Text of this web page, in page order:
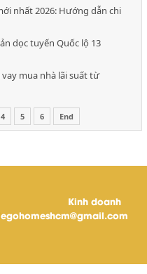
nhất 2026: Hướng dẫn chi
dọc tuyến Quốc lộ 13
mua nhà lãi suất từ
4 5 6 End
Kinh doanh